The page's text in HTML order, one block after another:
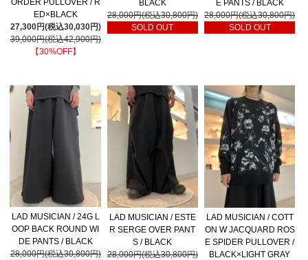
ORDER PULLOVER / R
ED×BLACK
27,300円(税込30,030円)
39,000円(税込42,900円)
【30%OFF】
BLACK
28,000円(税込30,800円)
SOLD OUT
E PANTS / BLACK
28,000円(税込30,800円)
SOLD OUT
LAD MUSICIAN / 24G L
OOP BACK ROUND WI
DE PANTS / BLACK
28,000円(税込30,800円)
LAD MUSICIAN / ESTE
R SERGE OVER PANT
S / BLACK
28,000円(税込30,800円)
LAD MUSICIAN / COTT
ON W JACQUARD ROS
E SPIDER PULLOVER /
BLACK×LIGHT GRAY